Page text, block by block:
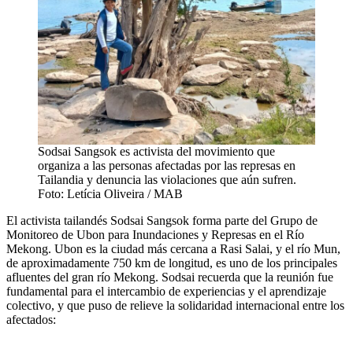
Sodsai Sangsok es activista del movimiento que
organiza a las personas afectadas por las represas en
Tailandia y denuncia las violaciones que aún sufren.
Foto: Letícia Oliveira / MAB
El activista tailandés Sodsai Sangsok forma parte del Grupo de
Monitoreo de Ubon para Inundaciones y Represas en el Río
Mekong. Ubon es la ciudad más cercana a Rasi Salai, y el río Mun,
de aproximadamente 750 km de longitud, es uno de los principales
afluentes del gran río Mekong. Sodsai recuerda que la reunión fue
fundamental para el intercambio de experiencias y el aprendizaje
colectivo, y que puso de relieve la solidaridad internacional entre los
afectados: